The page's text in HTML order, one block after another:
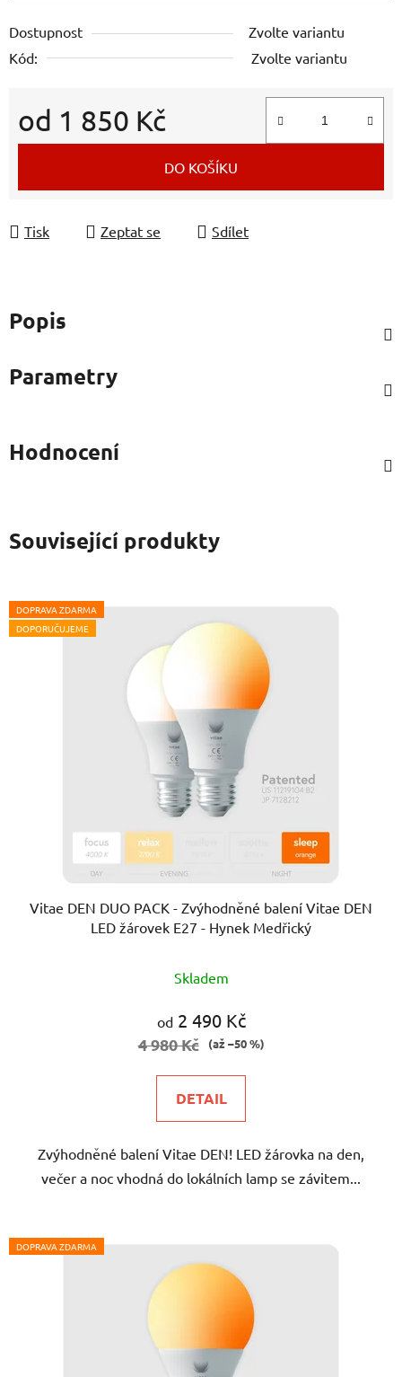
Dostupnost
Zvolte variantu
Kód:
Zvolte variantu
od 1 850 Kč
Měrná cena:
DO KOŠÍKU
Tisk Zeptat se Sdílet
Popis
Parametry
Hodnocení
Související produkty
DOPRAVA ZDARMA
DOPORUČUJEME
Vitae DEN DUO PACK - Zvýhodněné balení Vitae DEN
LED žárovek E27 - Hynek Medřický
hodnocení
produktu
5
Skladem
od2 490 Kč
4 980 Kč (až –50 %)
DETAIL
Zvýhodněné balení Vitae DEN! LED žárovka na den,
večer a noc vhodná do lokálních lamp se závitem...
DOPRAVA ZDARMA